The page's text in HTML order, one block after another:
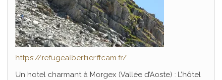
https://refugealbert1er.ffcam.fr/
Un hotel charmant à Morgex (Vallée d’Aoste) : L’hôtel